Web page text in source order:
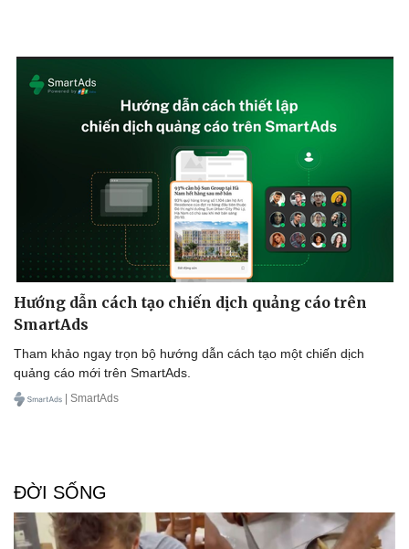
Hướng dẫn cách tạo chiến dịch quảng cáo trên
SmartAds
Tham khảo ngay trọn bộ hướng dẫn cách tạo một chiến dịch
quảng cáo mới trên SmartAds.
| SmartAds
ĐỜI SỐNG